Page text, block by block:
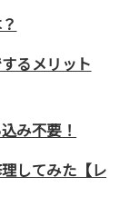
るメリット
み不要！
してみた【レ